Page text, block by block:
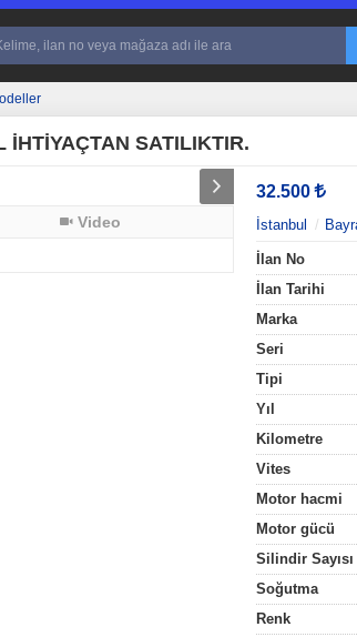
İHTİYAÇTAN SATILIKTIR.
Video
32.500
İstanbul
İlan No
İlan Tarihi
Marka
Seri
Tipi
Yıl
Kilometre
Vites
Motor hacmi
Motor gücü
Silindir Sayısı
Soğutma
Renk